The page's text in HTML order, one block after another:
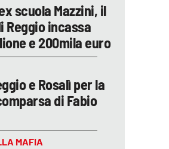
scuola Mazzini, il
Reggio incassa
e 200mila euro
e Rosalì per la
di Fabio
MAFIA